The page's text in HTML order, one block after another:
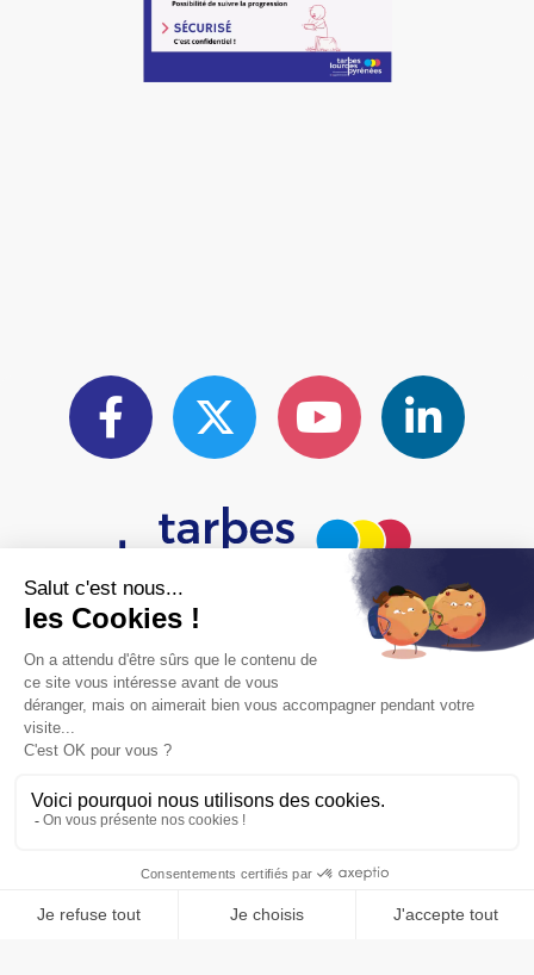
Communauté d'Agglomération Tarbes-
Lourdes-Pyrénées
ZONE TERTIAIRE PYRÈNE AÉRO-
TÉLÉPORT 1 - CS 51331 65013
TARBES CEDEX 9